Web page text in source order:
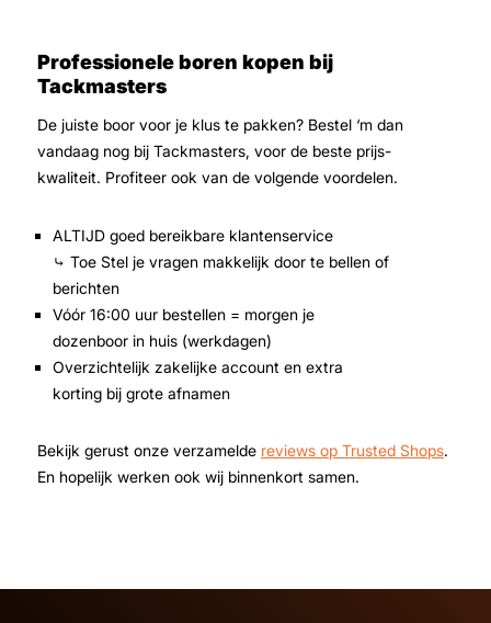
Professionele boren kopen bij
Tackmasters
De juiste boor voor je klus te pakken? Bestel ‘m dan
vandaag nog bij Tackmasters, voor de beste prijs-
kwaliteit. Profiteer ook van de volgende voordelen.
ALTIJD goed bereikbare klantenservice
⤷ Toe Stel je vragen makkelijk door te bellen of
berichten
Vóór 16:00 uur bestellen = morgen je
dozenboor in huis (werkdagen)
Overzichtelijk zakelijke account en extra
korting bij grote afnamen
Bekijk gerust onze verzamelde reviews op Trusted Shops.
En hopelijk werken ook wij binnenkort samen.